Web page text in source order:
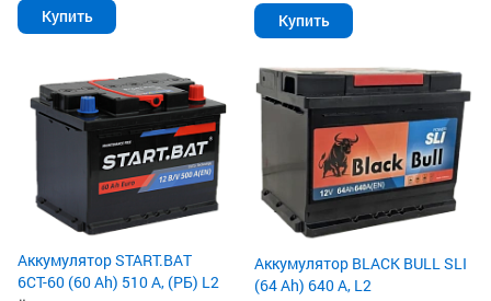
Купить Купить
Аккумулятор START.BAT
6СТ-60 (60 Ah) 510 А, (РБ) L2
Аккумулятор BLACK BULL SLI
(64 Ah) 640 А, L2